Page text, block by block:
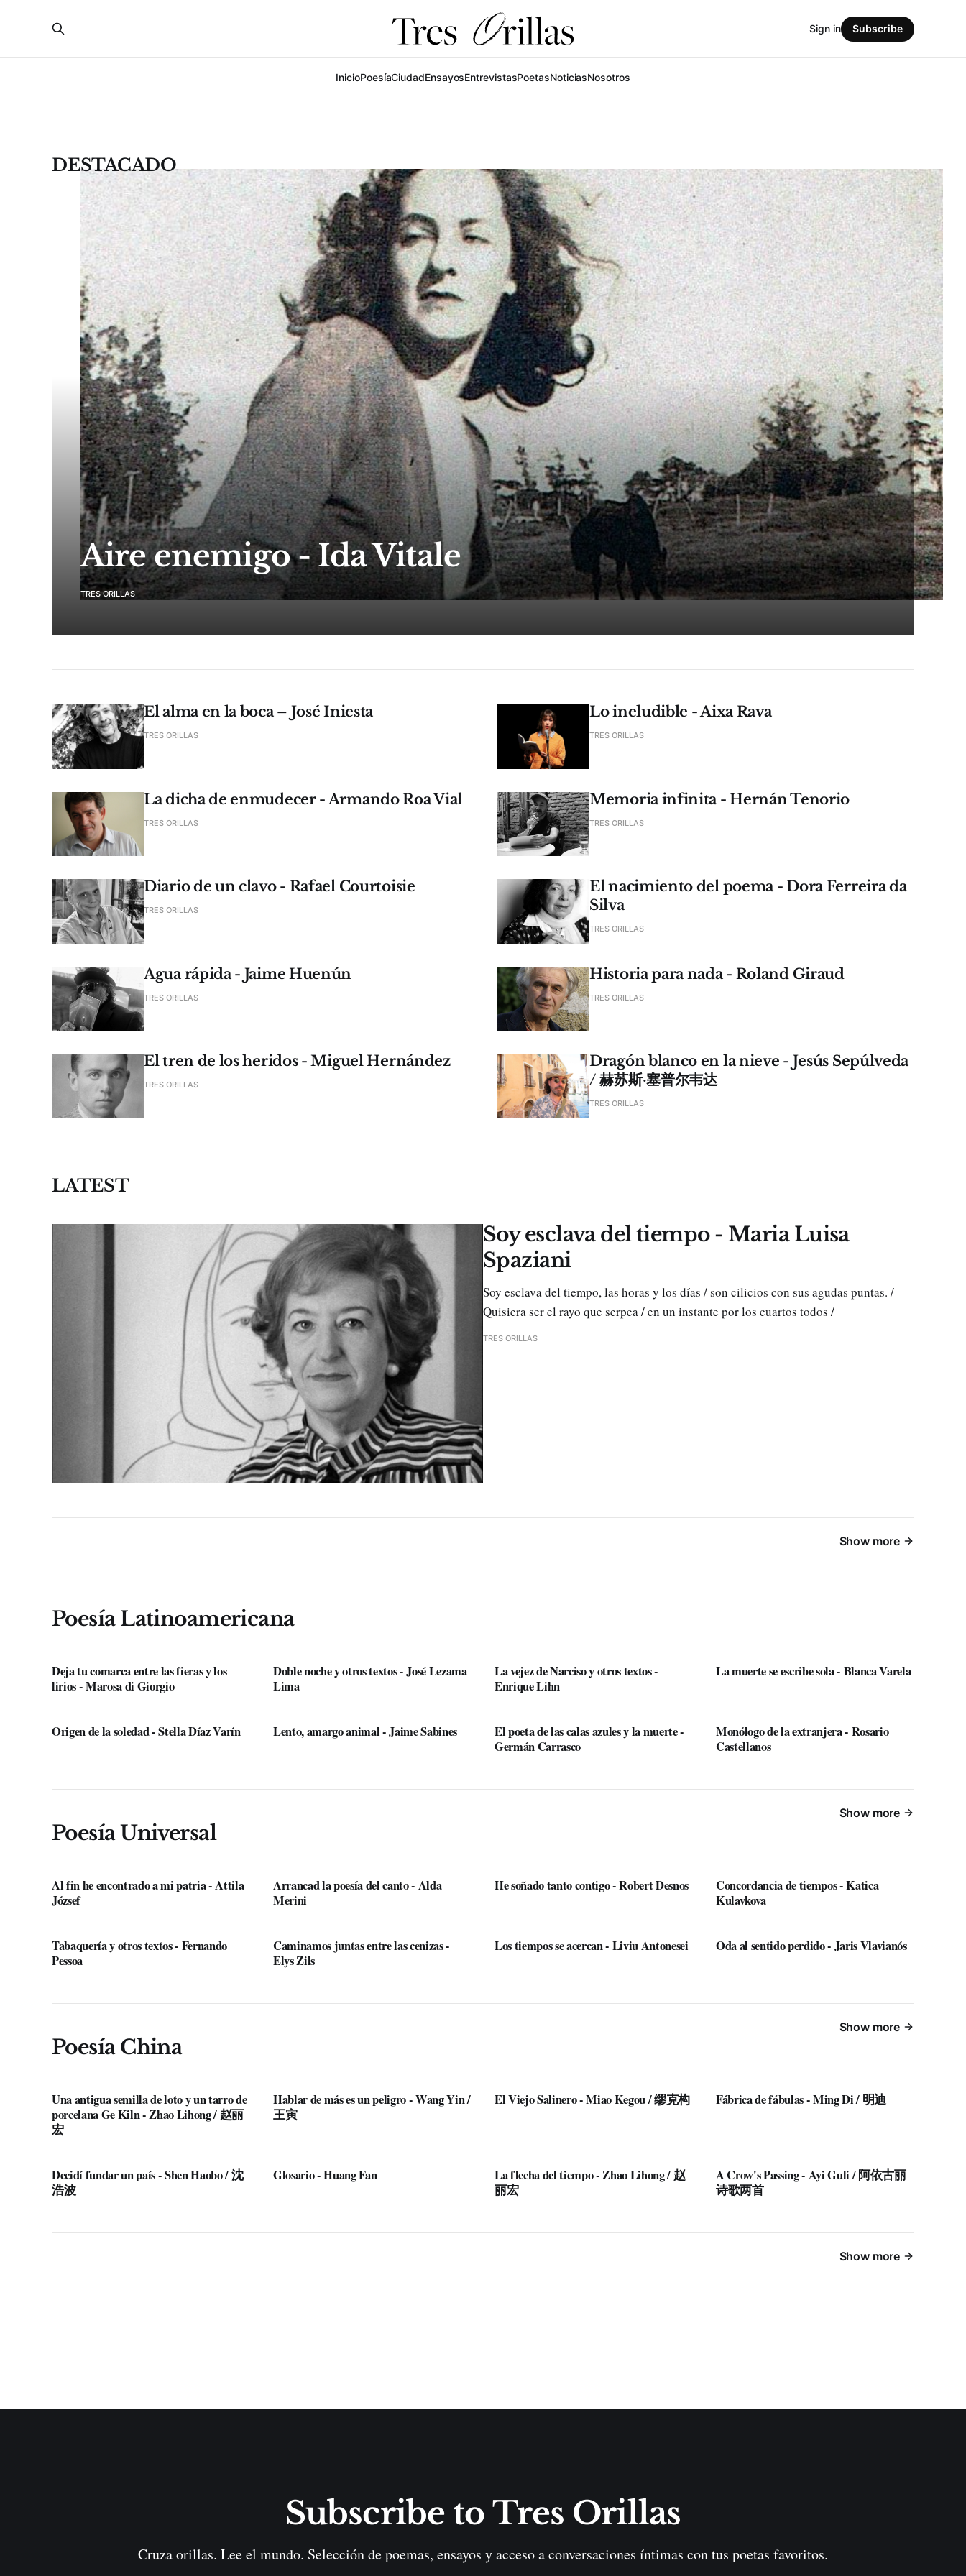
InicioPoesíaCiudadEnsayosEntrevistasPoetasNoticiasNosotros
Sign in Subscribe
DESTACADO
Aire enemigo - Ida Vitale
TRES ORILLAS
El alma en la boca – José Iniesta
TRES ORILLAS
Lo ineludible - Aixa Rava
TRES ORILLAS
La dicha de enmudecer - Armando Roa Vial
TRES ORILLAS
Memoria infinita - Hernán Tenorio
TRES ORILLAS
Diario de un clavo - Rafael Courtoisie
TRES ORILLAS
El nacimiento del poema - Dora Ferreira da
Silva
TRES ORILLAS
Agua rápida - Jaime Huenún
TRES ORILLAS
Historia para nada - Roland Giraud
TRES ORILLAS
El tren de los heridos - Miguel Hernández
TRES ORILLAS
Dragón blanco en la nieve - Jesús Sepúlveda
/ 赫苏斯·塞普尔韦达
TRES ORILLAS
LATEST
Soy esclava del tiempo - Maria Luisa
Spaziani
Soy esclava del tiempo, las horas y los días / son cilicios con sus agudas puntas. /
Quisiera ser el rayo que serpea / en un instante por los cuartos todos /
TRES ORILLAS
Show more
Poesía Latinoamericana
Deja tu comarca entre las fieras y los
lirios - Marosa di Giorgio
Doble noche y otros textos - José Lezama
Lima
La vejez de Narciso y otros textos -
Enrique Lihn
La muerte se escribe sola - Blanca Varela
Origen de la soledad - Stella Díaz Varín Lento, amargo animal - Jaime Sabines
El poeta de las calas azules y la muerte -
Germán Carrasco
Monólogo de la extranjera - Rosario
Castellanos
Show more
Poesía Universal
Al fin he encontrado a mi patria - Attila
József
Arrancad la poesía del canto - Alda
Merini
He soñado tanto contigo - Robert Desnos
Concordancia de tiempos - Katica
Kulavkova
Tabaquería y otros textos - Fernando
Pessoa
Caminamos juntas entre las cenizas -
Elys Zils
Los tiempos se acercan - Liviu Antonesei Oda al sentido perdido - Jaris Vlavianós
Show more
Poesía China
Una antigua semilla de loto y un tarro de
porcelana Ge Kiln - Zhao Lihong / 赵丽
宏
Hablar de más es un peligro - Wang Yin /
王寅
El Viejo Salinero - Miao Kegou / 缪克构 Fábrica de fábulas - Ming Di / 明迪
Decidí fundar un país - Shen Haobo / 沈
浩波
Glosario - Huang Fan
La flecha del tiempo - Zhao Lihong / 赵
丽宏
A Crow's Passing - Ayi Guli / 阿依古丽
诗歌两首
Show more
Subscribe to Tres Orillas
Cruza orillas. Lee el mundo. Selección de poemas, ensayos y acceso a conversaciones íntimas con tus poetas favoritos.